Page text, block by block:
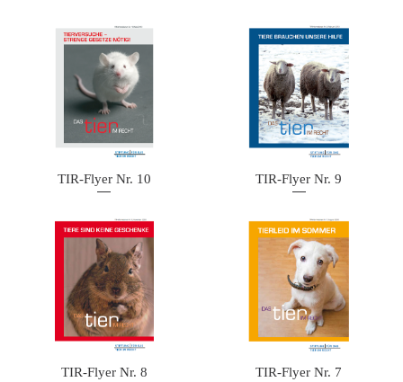
TIR-Flyer Nr. 10 TIR-Flyer Nr. 9
TIR-Flyer Nr. 8 TIR-Flyer Nr. 7